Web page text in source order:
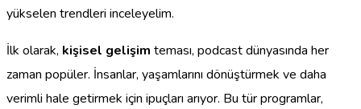
yükselen trendleri inceleyelim.
İlk olarak, kişisel gelişim teması, podcast dünyasında her
zaman popüler. İnsanlar, yaşamlarını dönüştürmek ve daha
verimli hale getirmek için ipuçları arıyor. Bu tür programlar,